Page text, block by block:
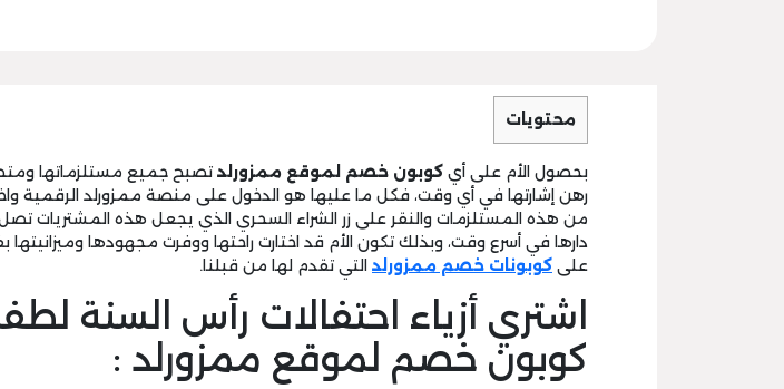
محتويات
بحصول الأم على أي كوبون خصم لموقع ممزورلد تصبح جميع مستلزماتها
رهن إشارتها في أي وقت، فكل ما عليها هو الدخول على منصة ممزورلد الرقمية
من هذه المستلزمات والنقر على زر الشراء السحري الذي يجعل هذه المشتريات
دارها في أسرع وقت، وبذلك تكون الأم قد اختارت راحتها ووفرت مجهودها
على كوبونات خصم ممزورلد التي تقدم لها من قبلنا.
اشتري أزياء احتفالات رأس السنة
كوبون خصم لموقع ممزورلد :